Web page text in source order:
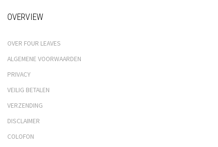
OVERVIEW
OVER FOUR LEAVES
ALGEMENE VOORWAARDEN
PRIVACY
VEILIG BETALEN
VERZENDING
DISCLAIMER
COLOFON